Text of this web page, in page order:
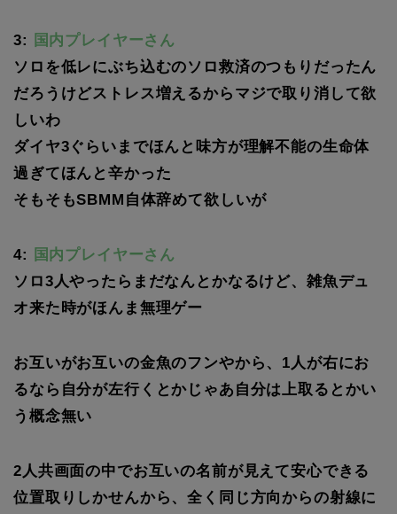
3:
国内プレイヤーさん
ソロを低レにぶち込むのソロ救済のつもりだったん
だろうけどストレス増えるからマジで取り消して欲
しいわ
ダイヤ3ぐらいまでほんと味方が理解不能の生命体
過ぎてほんと辛かった
そもそもSBMM自体辞めて欲しいが
4:
国内プレイヤーさん
ソロ3人やったらまだなんとかなるけど、雑魚デュ
オ来た時がほんま無理ゲー
お互いがお互いの金魚のフンやから、1人が右にお
るなら自分が左行くとかじゃあ自分は上取るとかい
う概念無い
2人共画面の中でお互いの名前が見えて安心できる
位置取りしかせんから、全く同じ方向からの射線に